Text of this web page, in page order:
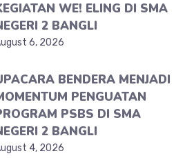
WE! ELING DI SMA
2 BANGLI
6, 2026
BENDERA MENJADI
PENGUATAN
PSBS DI SMA
2 BANGLI
4, 2026